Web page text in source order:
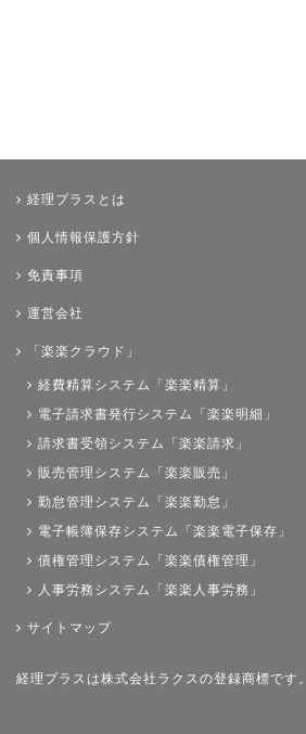
経理プラスとは
個人情報保護方針
免責事項
運営会社
「楽楽クラウド」
経費精算システム「楽楽精算」
電子請求書発行システム「楽楽明細」
請求書受領システム「楽楽請求」
販売管理システム「楽楽販売」
勤怠管理システム「楽楽勤怠」
電子帳簿保存システム「楽楽電子保存」
債権管理システム「楽楽債権管理」
人事労務システム「楽楽人事労務」
サイトマップ
経理プラスは株式会社ラクスの登録商標です。